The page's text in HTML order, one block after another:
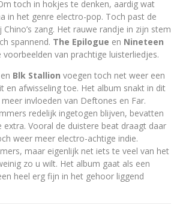
toch in hokjes te denken, aardig wat
in het genre electro-pop. Toch past de
zang. Het rauwe randje in zijn stem
spannend. The Epilogue en Nineteen
voorbeelden van prachtige luisterliedjes.
en Blk Stallion voegen toch net weer een
en afwisseling toe. Het album snakt in dit
invloeden van Deftones en Far.
redelijk ingetogen blijven, bevatten
Vooral de duistere beat draagt daar
weer meer electro-achtige indie.
maar eigenlijk net iets te veel van het
zo u wilt. Het album gaat als een
heel erg fijn in het gehoor liggend